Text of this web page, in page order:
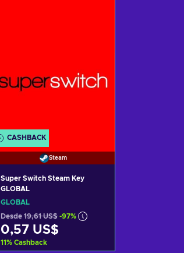
CASHBACK
Steam
Super Switch Steam Key
GLOBAL
GLOBAL
Desde 19,61 US$ -97%
0,57 US$
11% Cashback